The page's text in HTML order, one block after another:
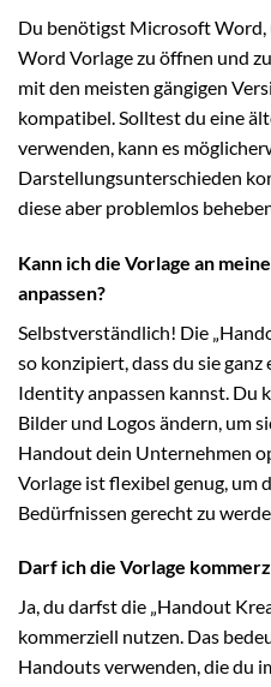
Du benötigst Microsoft Word,
Word Vorlage zu öffnen und
mit den meisten gängigen
kompatibel. Solltest du eine
verwenden, kann es
Darstellungsunterschieden
diese aber problemlos
Kann ich die Vorlage an
anpassen?
Selbstverständlich! Die
so konzipiert, dass du sie
Identity anpassen kannst. Du
Bilder und Logos ändern, um
Handout dein Unternehmen
Vorlage ist flexibel genug, um
Bedürfnissen gerecht zu
Darf ich die Vorlage
Ja, du darfst die „Handout
kommerziell nutzen. Das
Handouts verwenden, die du